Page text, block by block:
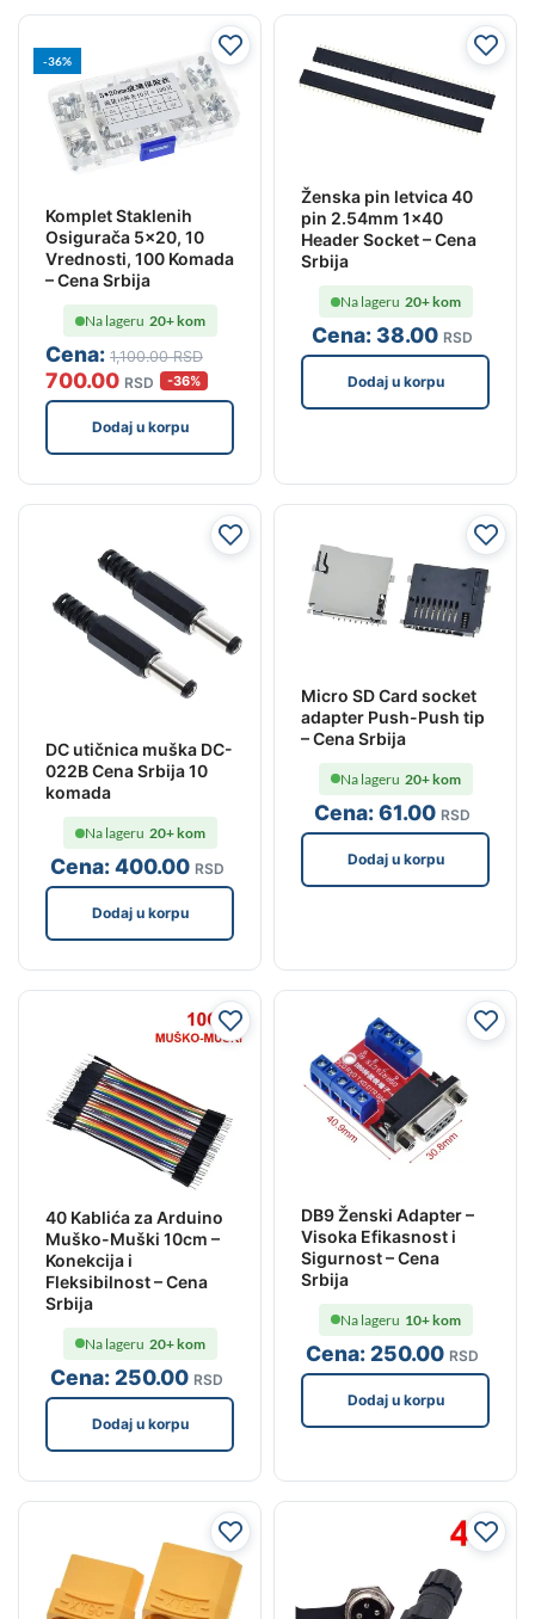
-36%
Komplet Staklenih
Osigurača 5×20, 10
Vrednosti, 100 Komada
– Cena Srbija
Cena: 1,100.00 RSD
700.00 RSD -36%
Na lageru 20+ kom
Dodaj u korpu
Ženska pin letvica 40
pin 2.54mm 1×40
Header Socket – Cena
Srbija
Cena:38.00 RSD
Na lageru 20+ kom
Dodaj u korpu
DC utičnica muška DC-
022B Cena Srbija 10
komada
Cena:400.00 RSD
Na lageru 20+ kom
Dodaj u korpu
Micro SD Card socket
adapter Push-Push tip
– Cena Srbija
Cena:61.00 RSD
Na lageru 20+ kom
Dodaj u korpu
40 Kablića za Arduino
Muško-Muški 10cm –
Konekcija i
Fleksibilnost – Cena
Srbija
Cena: 250.00 RSD
Na lageru 20+ kom
Dodaj u korpu
DB9 Ženski Adapter –
Visoka Efikasnost i
Sigurnost – Cena
Srbija
Cena: 250.00 RSD
Na lageru 10+ kom
Dodaj u korpu